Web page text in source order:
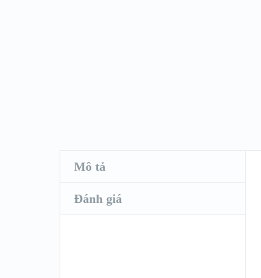
Mô tả
Đánh giá